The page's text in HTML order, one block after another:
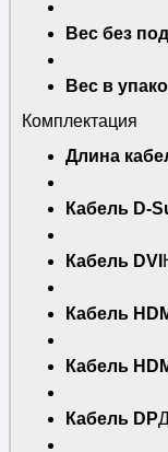
Вес без
Вес в
Комплектация
Длина
Кабель D-
Кабель DVI
Кабель
Кабель
Кабель DP